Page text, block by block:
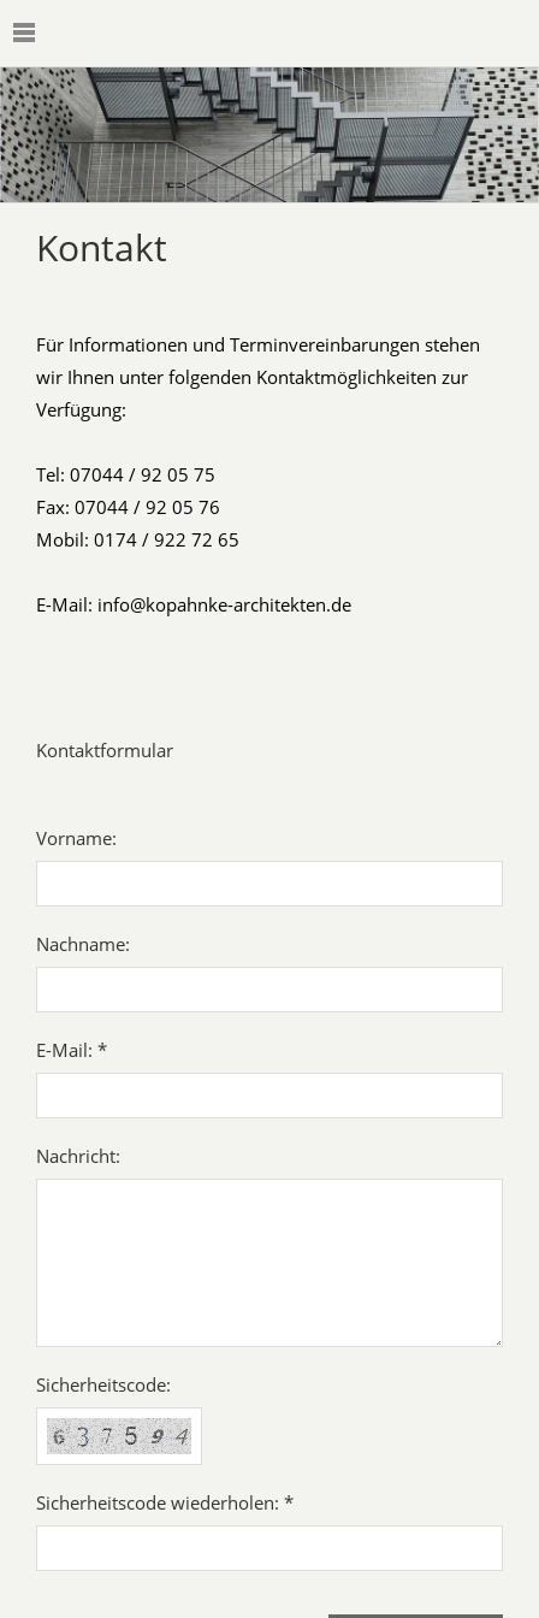
Kontakt
Für Informationen und Terminvereinbarungen stehen
wir Ihnen unter folgenden Kontaktmöglichkeiten zur
Verfügung:
Tel: 07044 / 92 05 75
Fax: 07044 / 92 05 76
Mobil: 0174 / 922 72 65
E-Mail: info@kopahnke-architekten.de
Kontaktformular
Vorname:
Nachname:
E-Mail: *
Nachricht:
Sicherheitscode:
Sicherheitscode wiederholen: *